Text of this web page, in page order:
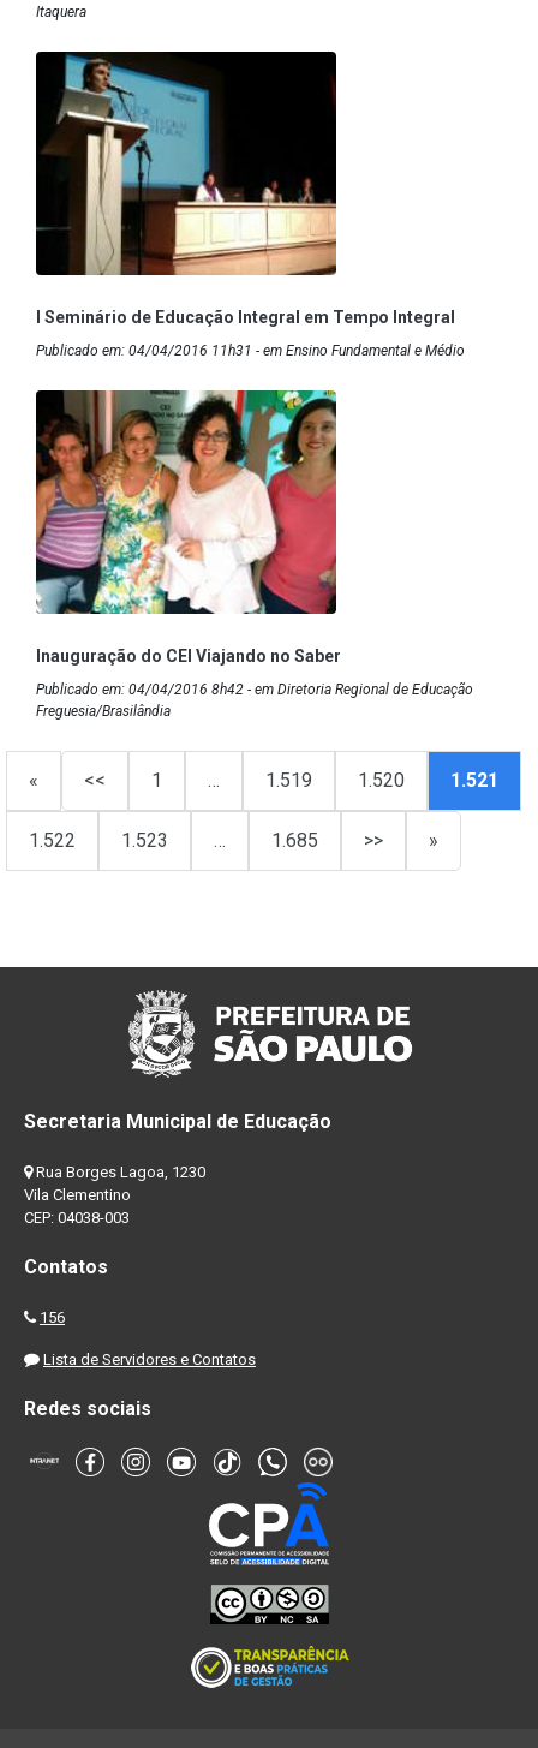
Itaquera
I Seminário de Educação Integral em Tempo Integral
Publicado em: 04/04/2016 11h31 - em Ensino Fundamental e Médio
Inauguração do CEI Viajando no Saber
Publicado em: 04/04/2016 8h42 - em Diretoria Regional de Educação
Freguesia/Brasilândia
« << 1 … 1.519 1.520 1.521
1.522 1.523 … 1.685 >> »
Secretaria Municipal de Educação
Rua Borges Lagoa, 1230
Vila Clementino
CEP: 04038-003
Contatos
156
Lista de Servidores e Contatos
Redes sociais